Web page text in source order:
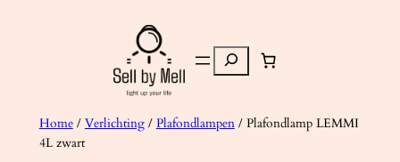
Zoeken
Home/ Verlichting/ Plafondlampen/ Plafondlamp LEMMI
4L zwart